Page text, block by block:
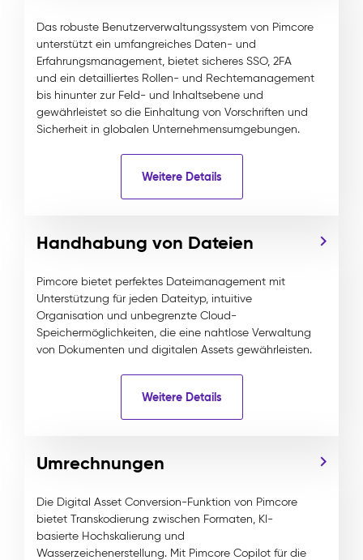
Das robuste Benutzerverwaltungssystem von Pimcore
unterstützt ein umfangreiches Daten- und
Erfahrungsmanagement, bietet sicheres SSO, 2FA
und ein detailliertes Rollen- und Rechtemanagement
bis hinunter zur Feld- und Inhaltsebene und
gewährleistet so die Einhaltung von Vorschriften und
Sicherheit in globalen Unternehmensumgebungen.
Weitere Details
Handhabung von Dateien
Pimcore bietet perfektes Dateimanagement mit
Unterstützung für jeden Dateityp, intuitive
Organisation und unbegrenzte Cloud-
Speichermöglichkeiten, die eine nahtlose Verwaltung
von Dokumenten und digitalen Assets gewährleisten.
Weitere Details
Umrechnungen
Die Digital Asset Conversion-Funktion von Pimcore
bietet Transkodierung zwischen Formaten, KI-
basierte Hochskalierung und
Wasserzeichenerstellung. Mit Pimcore Copilot für die